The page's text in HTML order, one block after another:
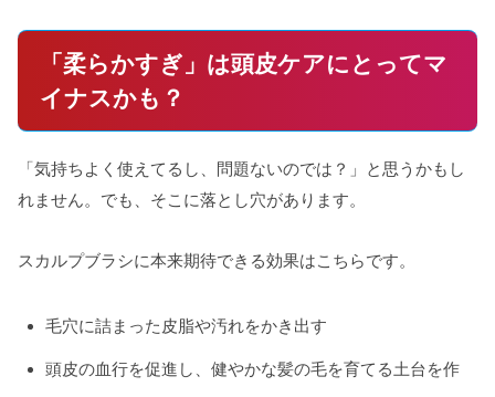
「柔らかすぎ」は頭皮ケアにとってマ
イナスかも？
「気持ちよく使えてるし、問題ないのでは？」と思うかもし
れません。でも、そこに落とし穴があります。
スカルプブラシに本来期待できる効果はこちらです。
毛穴に詰まった皮脂や汚れをかき出す
頭皮の血行を促進し、健やかな髪の毛を育てる土台を作